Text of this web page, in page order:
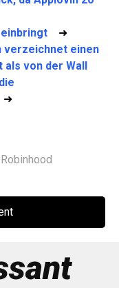
➜
verzeichnet einen
von der Wall
Robinhood